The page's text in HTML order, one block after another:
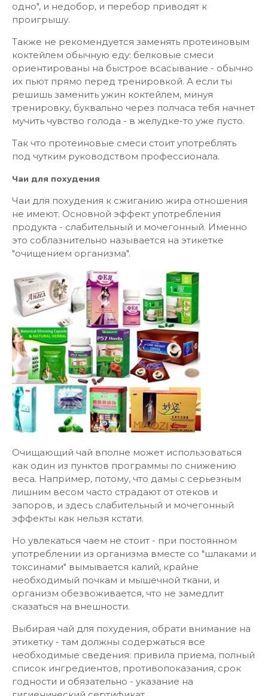
одно", и недобор, и перебор приводят к
проигрышу.
Также не рекомендуется заменять протеиновым
коктейлем обычную еду: белковые смеси
ориентированы на быстрое всасывание - обычно
их пьют прямо перед тренировкой. А если ты
решишь заменить ужин коктейлем, минуя
тренировку, буквально через полчаса тебя начнет
мучить чувство голода - в желудке-то уже пусто.
Так что протеиновые смеси стоит употреблять
под чутким руководством профессионала.
Чаи для похудения
Чаи для похудения к сжиганию жира отношения
не имеют. Основной эффект употребления
продукта - слабительный и мочегонный. Именно
это соблазнительно называется на этикетке
"очищением организма".
Очищающий чай вполне может использоваться
как один из пунктов программы по снижению
веса. Например, потому, что дамы с серьезным
лишним весом часто страдают от отеков и
запоров, и здесь слабительный и мочегонный
эффекты как нельзя кстати.
Но увлекаться чаем не стоит - при постоянном
употреблении из организма вместе со "шлаками и
токсинами" вымывается калий, крайне
необходимый почкам и мышечной ткани, и
организм обезвоживается, что не замедлит
сказаться на внешности.
Выбирая чай для похудения, обрати внимание на
этикетку - там должны содержаться все
необходимые сведения: привила приема, полный
список ингредиентов, противопоказания, срок
годности и обязательно - указание на